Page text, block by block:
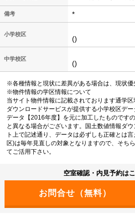
備考 *
小学校区
()
中学校区
()
※各種情報と現状に差異がある場合は、現状優
※物件情報の学区情報について
当サイト物件情報に記載されております通学
ダウンロードサービスが提供する小学校区デ
データ【2016年度】を元に加工したものです
と異なる場合がございます。国土数値情報ダ
ト上で記述通り、データは必ずしも正確とは
区)は毎年見直しの対象となりますので、そち
てご活用下さい。
空室確認・内見予約は